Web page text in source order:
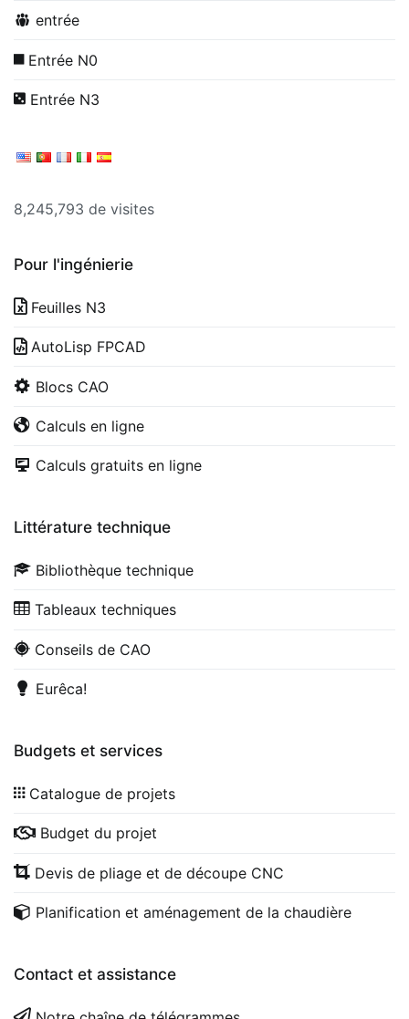
entrée
Entrée N0
Entrée N3
8,245,793 de visites
Pour l'ingénierie
Feuilles N3
AutoLisp FPCAD
Blocs CAO
Calculs en ligne
Calculs gratuits en ligne
Littérature technique
Bibliothèque technique
Tableaux techniques
Conseils de CAO
Eurêca!
Budgets et services
Catalogue de projets
Budget du projet
Devis de pliage et de découpe CNC
Planification et aménagement de la chaudière
Contact et assistance